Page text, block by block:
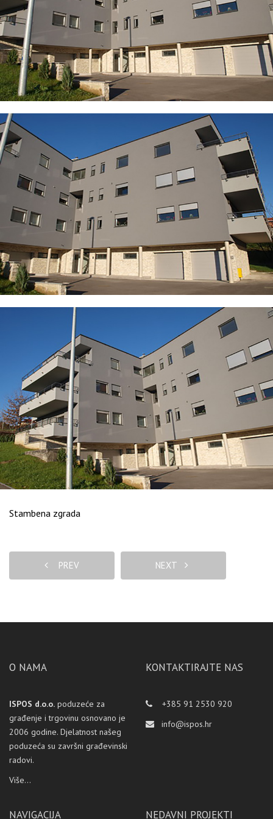
Stambena zgrada
PREV NEXT
O NAMA
ISPOS d.o.o. poduzeće za
građenje i trgovinu osnovano je
2006 godine. Djelatnost našeg
poduzeća su završni građevinski
radovi.
Više...
KONTAKTIRAJTE NAS
+385 91 2530 920
info@ispos.hr
NAVIGACIJA NEDAVNI PROJEKTI